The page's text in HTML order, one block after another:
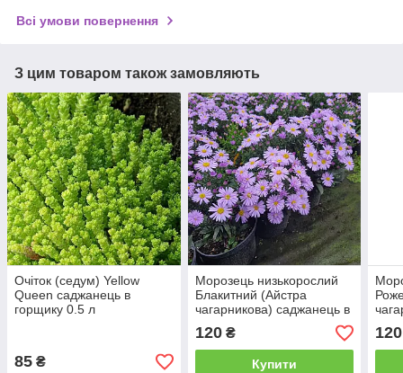
Всі умови повернення
З цим товаром також замовляють
Очіток (седум) Yellow
Queen саджанець в
горщику 0.5 л
85 ₴
Морозець низькорослий
Блакитний (Айстра
чагарникова) саджанець в
горщику 1 л
120₴
Купити
120